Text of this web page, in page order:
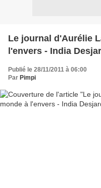
Le journal d'Aurélie
l'envers - India
Publié le 28/11/2011 à 06:00
Par Pimpi